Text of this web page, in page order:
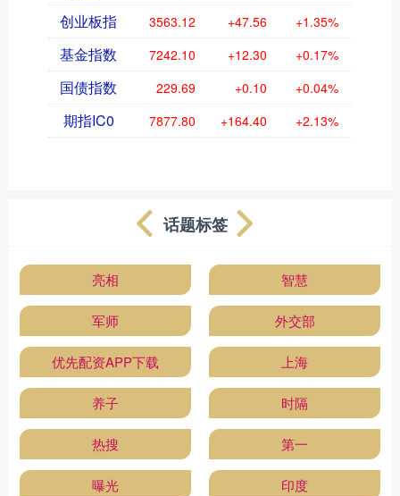
创业板指 3563.12 +47.56 +1.35%
基金指数 7242.10 +12.30 +0.17%
国债指数 229.69 +0.10 +0.04%
期指IC0 7877.80 +164.40 +2.13%
话题标签
亮相 智慧
军师 外交部
优先配资APP下载 上海
养子 时隔
热搜 第一
曝光 印度